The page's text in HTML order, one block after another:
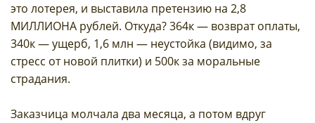
это лотерея, и выставила претензию на 2,8
МИЛЛИОНА рублей. Откуда? 364к — возврат оплаты,
340к — ущерб, 1,6 млн — неустойка (видимо, за
стресс от новой плитки) и 500к за моральные
страдания.
Заказчица молчала два месяца, а потом вдруг